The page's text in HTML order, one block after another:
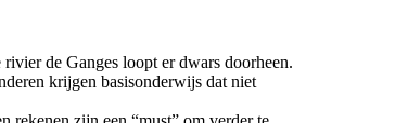
de Ganges loopt er dwars doorheen.
krijgen basisonderwijs dat niet